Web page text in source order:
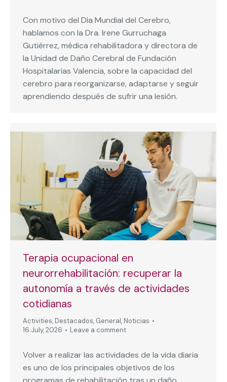
Con motivo del Día Mundial del Cerebro,
hablamos con la Dra. Irene Gurruchaga
Gutiérrez, médica rehabilitadora y directora de
la Unidad de Daño Cerebral de Fundación
Hospitalarias Valencia, sobre la capacidad del
cerebro para reorganizarse, adaptarse y seguir
aprendiendo después de sufrir una lesión.
Terapia ocupacional en
neurorrehabilitación: recuperar la
autonomía a través de actividades
cotidianas
Activities, Destacados, General, Noticias
16 July, 2026
Leave a comment
Volver a realizar las actividades de la vida diaria
es uno de los principales objetivos de los